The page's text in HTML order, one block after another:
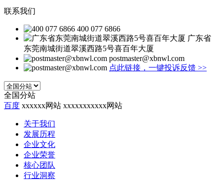
联系我们
400 077 6866
广东省
东莞南城街道翠溪西路5号喜百年大厦
postmaster@xbnwl.com
点此链接，一键投诉反馈 >>
全国分站
百度 xxxxxx网站 xxxxxxxxxxx网站
关于我们
发展历程
企业文化
企业荣誉
核心团队
行业洞察